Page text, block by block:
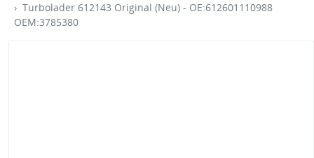
Turbolader 612143 Original (Neu) - OE:612601110988
OEM:3785380